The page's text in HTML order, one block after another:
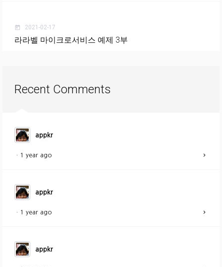
today 2021-02-17
라라벨 마이크로서비스 예제 3부
Recent Comments
appkr
· 1 year ago
appkr
· 1 year ago
appkr